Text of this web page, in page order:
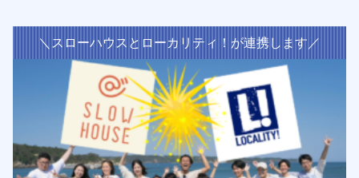
＼スローハウスとローカリティ！が連携します／